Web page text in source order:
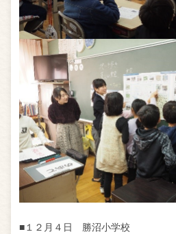
■１２月４日 勝